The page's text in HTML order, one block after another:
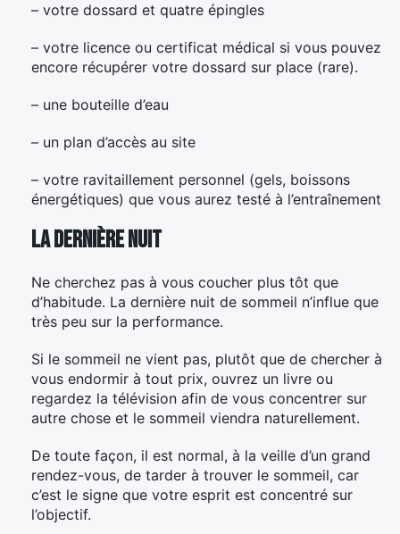
– votre dossard et quatre épingles
– votre licence ou certificat médical si vous pouvez
encore récupérer votre dossard sur place (rare).
– une bouteille d’eau
– un plan d’accès au site
– votre ravitaillement personnel (gels, boissons
énergétiques) que vous aurez testé à l’entraînement
La dernière nuit
Ne cherchez pas à vous coucher plus tôt que
d’habitude. La dernière nuit de sommeil n’influe que
très peu sur la performance.
Si le sommeil ne vient pas, plutôt que de chercher à
vous endormir à tout prix, ouvrez un livre ou
regardez la télévision afin de vous concentrer sur
autre chose et le sommeil viendra naturellement.
De toute façon, il est normal, à la veille d’un grand
rendez-vous, de tarder à trouver le sommeil, car
c’est le signe que votre esprit est concentré sur
l’objectif.
Rechercher
: